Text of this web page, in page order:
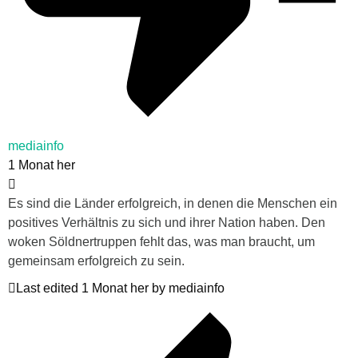
mediainfo
1 Monat her
Es sind die Länder erfolgreich, in denen die Menschen ein
positives Verhältnis zu sich und ihrer Nation haben. Den
woken Söldnertruppen fehlt das, was man braucht, um
gemeinsam erfolgreich zu sein.
Last edited 1 Monat her by mediainfo